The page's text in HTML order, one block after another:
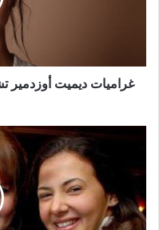
الآراء
غراميات ديميت أوزدمير
جديد
صحة